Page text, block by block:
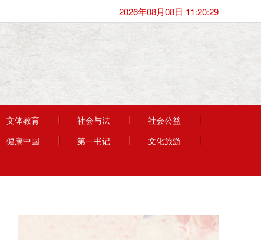
2026年08月08日 11:20:29
文体教育 社会与法
社会公益
健康中国 第一书记
文化旅游